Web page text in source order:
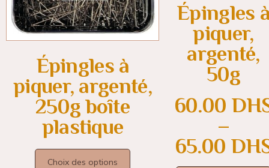
Épingles à
piquer, argenté,
250g boîte
plastique
Choix des options
Épingles
piquer,
argenté,
50g
60.00
–
65.00